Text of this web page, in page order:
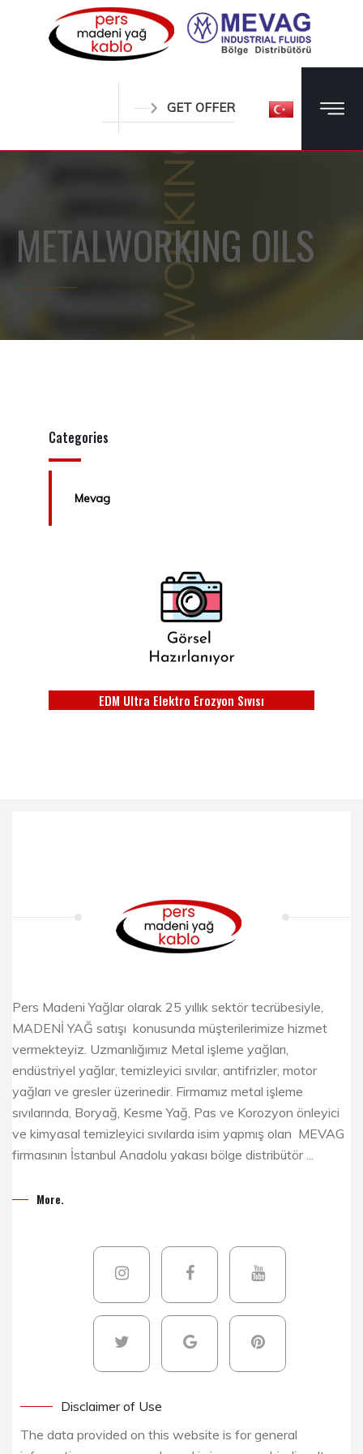
GET OFFER
METALWORKING OILS
METALWORKING OILS
Categories
Mevag
EDM Ultra Elektro Erozyon Sıvısı
Pers Madeni Yağlar olarak 25 yıllık sektör tecrübesiyle,
MADENİ YAĞ satışı konusunda müşterilerimize hizmet
vermekteyiz. Uzmanlığımız Metal işleme yağları,
endüstriyel yağlar, temizleyici sıvılar, antifrizler, motor
yağları ve gresler üzerinedir. Firmamız metal işleme
sıvılarında, Boryağ, Kesme Yağ, Pas ve Korozyon önleyici
ve kimyasal temizleyici sıvılarda isim yapmış olan MEVAG
firmasının İstanbul Anadolu yakası bölge distribütör ...
More.
Disclaimer of Use
The data provided on this website is for general